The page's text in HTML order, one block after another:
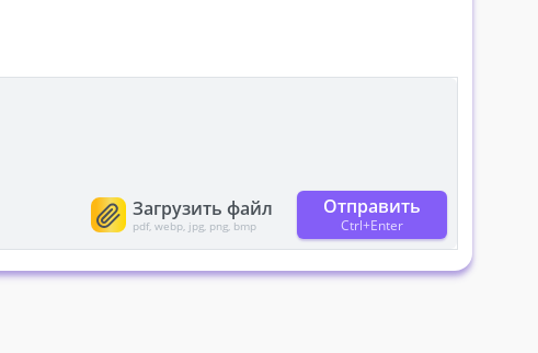
Загрузить файл
pdf, webp, jpg, png, bmp
Отправить
Ctrl+Enter